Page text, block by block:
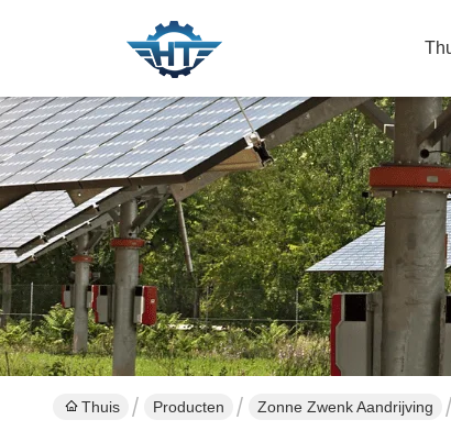
Thuis Producten Zonne Zwenk Aandrijving